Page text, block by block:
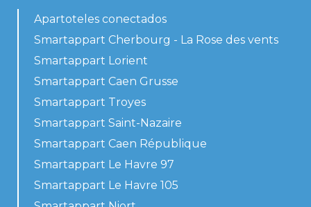
Apartoteles conectados
Smartappart Cherbourg - La Rose des vents
Smartappart Lorient
Smartappart Caen Grusse
Smartappart Troyes
Smartappart Saint-Nazaire
Smartappart Caen République
Smartappart Le Havre 97
Smartappart Le Havre 105